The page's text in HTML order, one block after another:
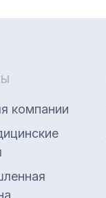
компании